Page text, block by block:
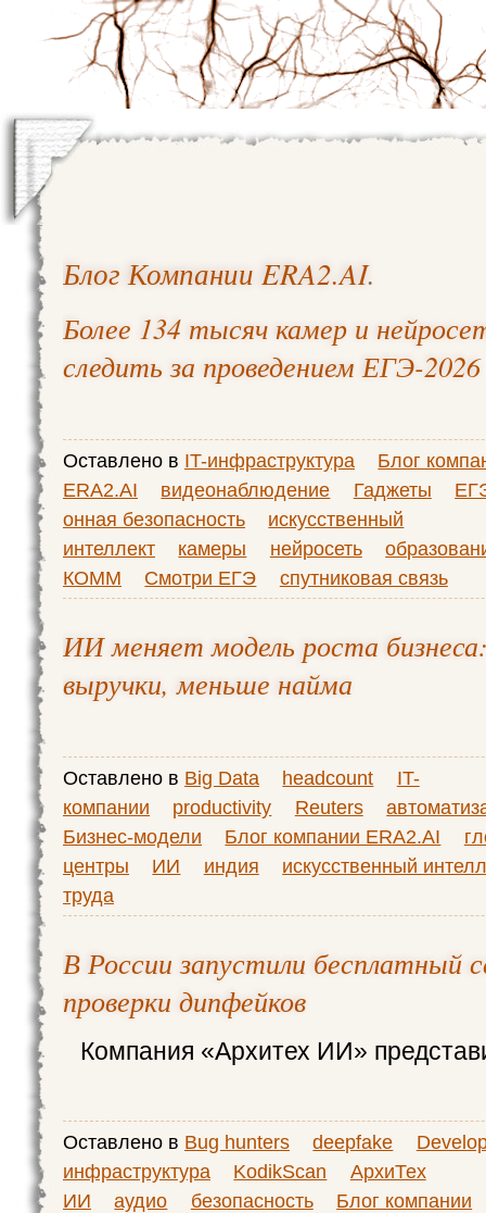
Блог Компании ERA2.AI.
Более 134 тысяч камер и
следить за проведением ЕГЭ-2026
Оставлено в IT-инфраструктура
Блог
ERA2.AI
видеонаблюдение Гаджеты
онная безопасность
искусственный
интеллект
камеры нейросеть
КОММ
Смотри ЕГЭ спутниковая связь
ИИ меняет модель роста
выручки, меньше найма
Оставлено в Big Data headcount
IT-
компании
productivity Reuters
Бизнес-модели
Блог компании ERA2.AI
центры
ИИ индия
искусственный
труда
В России запустили бесплатный
проверки дипфейков
Компания «Архитех ИИ»
Оставлено в Bug hunters deepfake
инфраструктура
KodikScan
АрхиТех
ИИ
аудио безопасность
Блог компании